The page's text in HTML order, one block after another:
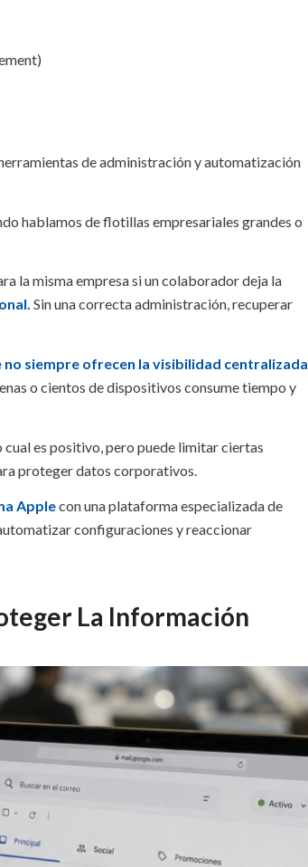
de administración y automatización
hablamos de flotillas empresariales grandes o
la misma empresa si un colaborador deja la
Sin una correcta administración, recuperar
siempre ofrecen la visibilidad centralizada
o cientos de dispositivos consume tiempo y
cual es positivo, pero puede limitar ciertas
proteger datos corporativos.
Applecon una plataforma especializada de
configuraciones y reaccionar
La Información